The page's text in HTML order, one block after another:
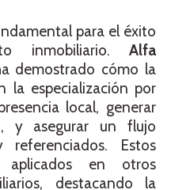
para el éxito
inmobiliario. Alfa
demostrado cómo la
la especialización por
local, generar
y asegurar un flujo
Estos
aplicados en otros
destacando la